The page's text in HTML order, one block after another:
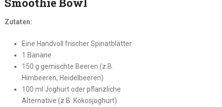
Zutaten:
Eine Handvoll frischer Spinatblätter
1 Banane
150 g gemischte Beeren (z.B.
Himbeeren, Heidelbeeren)
100 ml Joghurt oder pflanzliche
Alternative (z.B. Kokosjoghurt)